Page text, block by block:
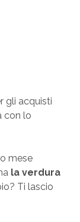
gli acquisti
con lo
mese
la verdura
Ti lascio